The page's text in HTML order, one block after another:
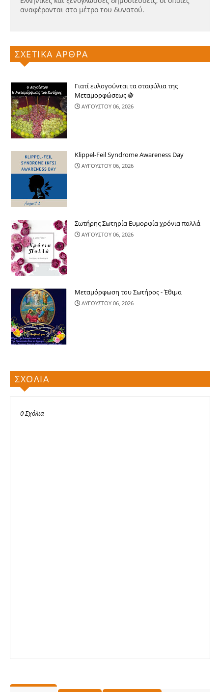
αναφέρονται στο μέτρο του δυνατού.
ΣΧΕΤΙΚΑ ΑΡΘΡΑ
Γιατί ευλογούνται τα σταφύλια της
Μεταμορφώσεως 🍇
ΑΥΓΟΥΣΤΟΥ 06, 2026
Klippel-Feil Syndrome Awareness Day
ΑΥΓΟΥΣΤΟΥ 06, 2026
Σωτήρης Σωτηρία Ευμορφία χρόνια πολλά
ΑΥΓΟΥΣΤΟΥ 06, 2026
Μεταμόρφωση του Σωτήρος - Έθιμα
ΑΥΓΟΥΣΤΟΥ 06, 2026
ΣΧΟΛΙΑ
0 Σχόλια